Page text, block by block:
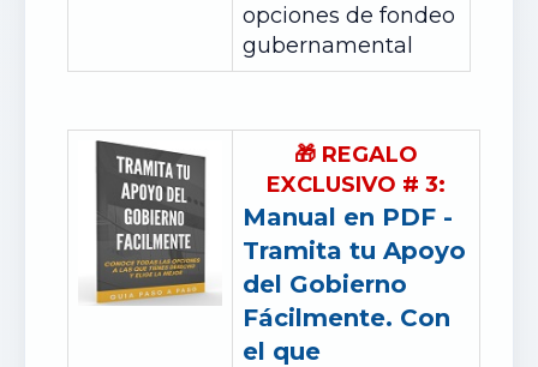
opciones de fondeo
gubernamental
🎁 REGALO
EXCLUSIVO # 3:
Manual en PDF -
Tramita tu Apoyo
del Gobierno
Fácilmente. Con
el que